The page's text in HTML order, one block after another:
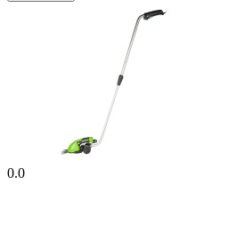
0.0